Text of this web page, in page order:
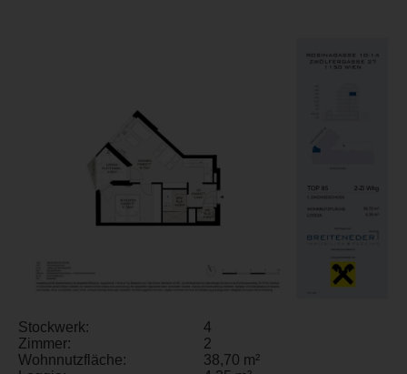
Stockwerk:
4
Zimmer:
2
Wohnnutzfläche:
38,70 m²